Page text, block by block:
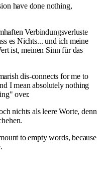
have done nothing,
Verbindungsverluste
es Nichts... und ich meine
ist, meinen Sinn für das
dis-connects for me to
I mean absolutely nothing
over.
nichts als leere Worte, denn
to empty words, because